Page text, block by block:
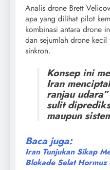
Analis drone Brett
apa yang dilihat pilot
kombinasi antara drone
dan sejumlah drone kecil
sinkron.
Konsep ini
Iran
ranjau
sulit
maupun
Baca juga:
Iran Tunjukan Sikap
Blokade Selat